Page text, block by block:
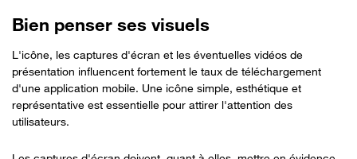
Bien penser ses visuels
L'icône, les captures d'écran et les éventuelles vidéos de
présentation influencent fortement le taux de téléchargement
d'une application mobile. Une icône simple, esthétique et
représentative est essentielle pour attirer l'attention des
utilisateurs.